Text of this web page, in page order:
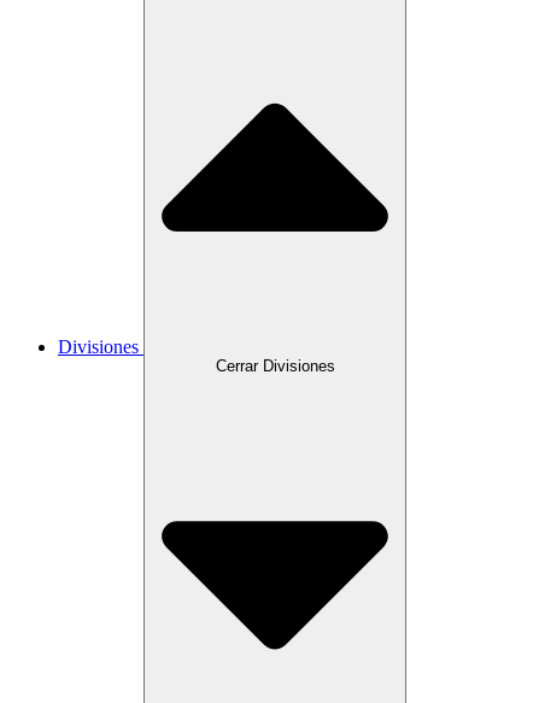
Divisiones
Cerrar Divisiones